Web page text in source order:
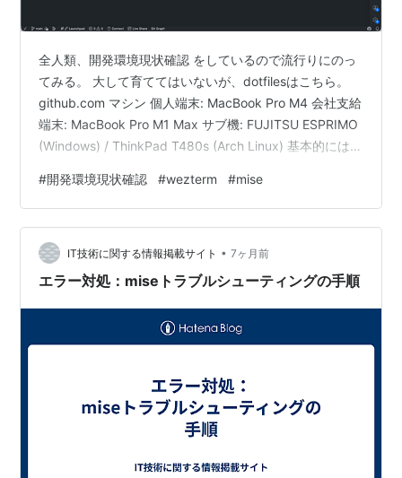
全人類、開発環境現状確認 をしているので流行りにのっ
てみる。 大して育ててはいないが、dotfilesはこちら。
github.com マシン 個人端末: MacBook Pro M4 会社支給
端末: MacBook Pro M1 Max サブ機: FUJITSU ESPRIMO
(Windows) / ThinkPad T480s (Arch Linux) 基本的には
境が欲しくなったときにサブ機を使っている。 周辺機器
HHKB Professional HYBRID Type-S (US配列 / 墨) と
Magic T…
#開発環境現状確認 #wezterm #mise
IT技術に関する情報掲載サイト • 7ヶ月前
エラー対処：miseトラブルシューティングの手順